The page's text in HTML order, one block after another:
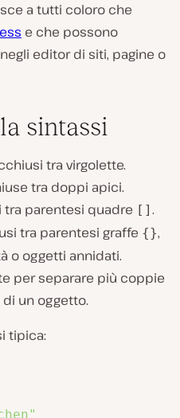
a tutti coloro che
e che possono
editor di siti, pagine o
sintassi
tra virgolette.
tra doppi apici.
tra parentesi quadre [] .
tra parentesi graffe {},
o oggetti annidati.
per separare più coppie
di un oggetto.
tipica: